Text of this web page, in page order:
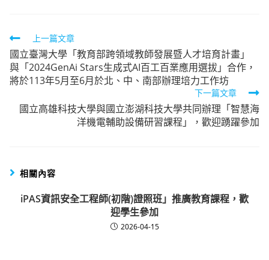
Read
more
articles
上一篇文章
國立臺灣大學「教育部跨領域教師發展暨人才培育計畫」
與「2024GenAi Stars生成式AI百工百業應用選拔」合作，
將於113年5月至6月於北、中、南部辦理培力工作坊
下一篇文章
國立高雄科技大學與國立澎湖科技大學共同辦理「智慧海
洋機電輔助設備研習課程」，歡迎踴躍參加
相關內容
iPAS資訊安全工程師(初階)證照班」推廣教育課程，歡
迎學生參加
2026-04-15